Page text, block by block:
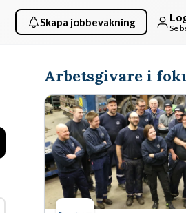
Skapa jobbevakning Se
Arbetsgivare i